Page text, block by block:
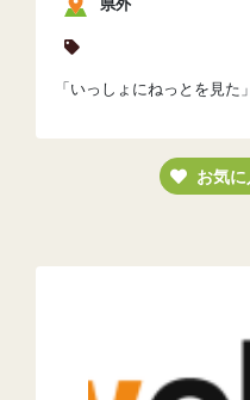
県外
「いっしょにねっとを見
お気